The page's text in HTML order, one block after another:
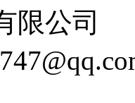
限公司